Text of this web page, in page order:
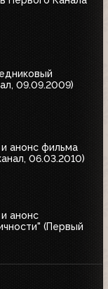
09.09.2009)
анонс фильма
06.03.2010)
анонс
(Первый